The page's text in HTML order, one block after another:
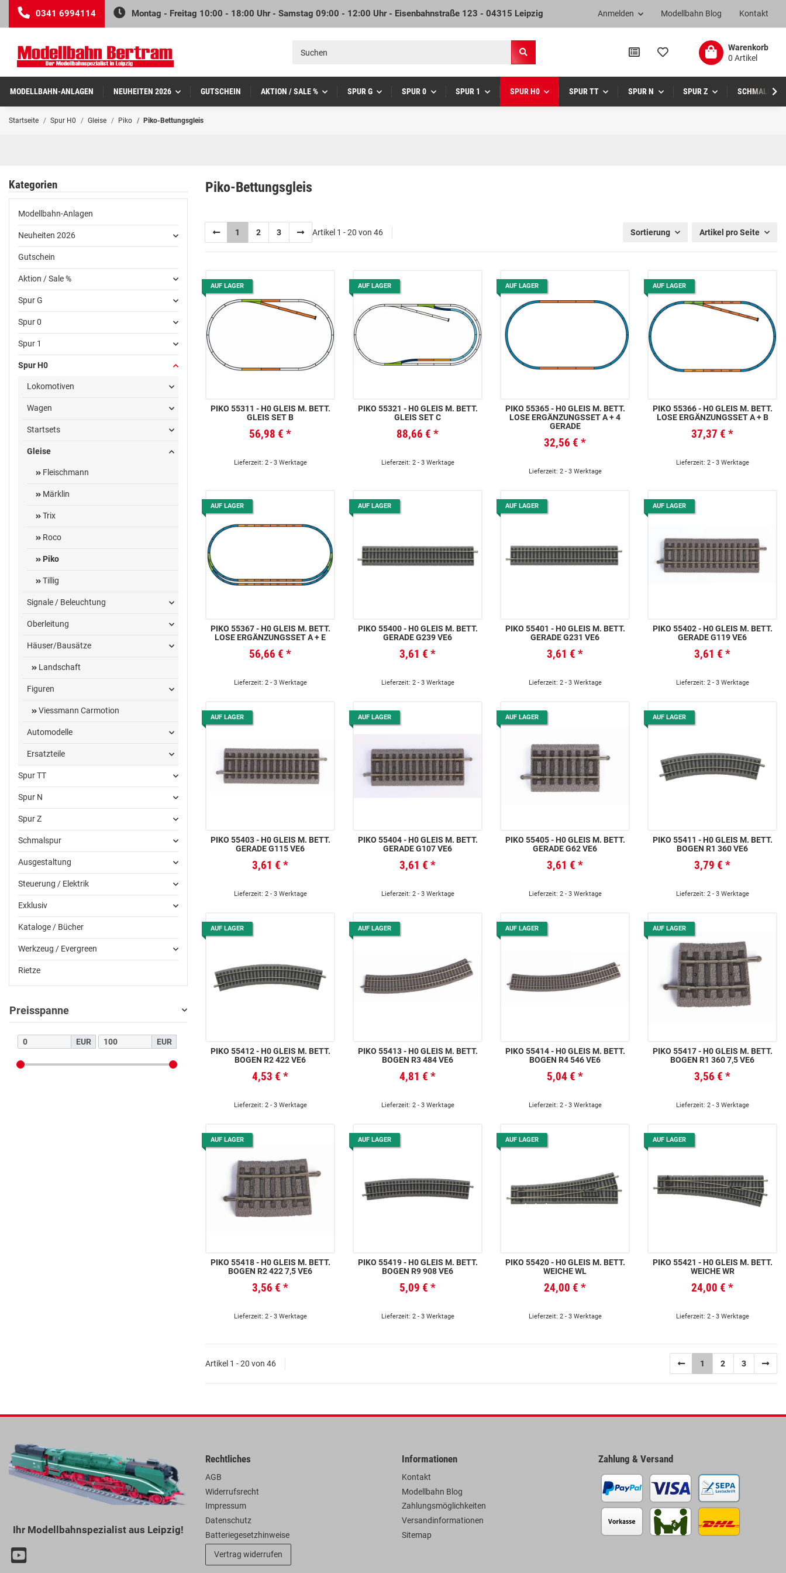
0341 6994114 Montag - Freitag 10:00 - 18:00 Uhr - Samstag 09:00 - 12:00 Uhr - Eisenbahnstraße 123 - 04315 Leipzig Kontakt
Modellbahn Blog
Anmelden
Warenkorb
0 Artikel
MODELLBAHN-ANLAGEN NEUHEITEN 2026 GUTSCHEIN AKTION / SALE % SPUR G SPUR 0 SPUR 1 SPUR H0 SPUR TT SPUR N SPUR Z SCHMALSPUR
Startseite Spur H0 Gleise Piko Piko-Bettungsgleis
Piko-Bettungsgleis
Sortierung Artikel pro Seite
Artikel 1 - 20 von 46
1 2 3
AUF LAGER
PIKO 55311 - H0 GLEIS M. BETT.
GLEIS SET B
56,98 € *
Lieferzeit: 2 - 3 Werktage
AUF LAGER
PIKO 55321 - H0 GLEIS M. BETT.
GLEIS SET C
88,66 € *
Lieferzeit: 2 - 3 Werktage
AUF LAGER
PIKO 55365 - H0 GLEIS M. BETT.
LOSE ERGÄNZUNGSSET A + 4
GERADE
32,56 € *
Lieferzeit: 2 - 3 Werktage
AUF LAGER
PIKO 55366 - H0 GLEIS M. BETT.
LOSE ERGÄNZUNGSSET A + B
37,37 € *
Lieferzeit: 2 - 3 Werktage
AUF LAGER
PIKO 55367 - H0 GLEIS M. BETT.
LOSE ERGÄNZUNGSSET A + E
56,66 € *
Lieferzeit: 2 - 3 Werktage
AUF LAGER
PIKO 55400 - H0 GLEIS M. BETT.
GERADE G239 VE6
3,61 € *
Lieferzeit: 2 - 3 Werktage
AUF LAGER
PIKO 55401 - H0 GLEIS M. BETT.
GERADE G231 VE6
3,61 € *
Lieferzeit: 2 - 3 Werktage
AUF LAGER
PIKO 55402 - H0 GLEIS M. BETT.
GERADE G119 VE6
3,61 € *
Lieferzeit: 2 - 3 Werktage
AUF LAGER
PIKO 55403 - H0 GLEIS M. BETT.
GERADE G115 VE6
3,61 € *
Lieferzeit: 2 - 3 Werktage
AUF LAGER
PIKO 55404 - H0 GLEIS M. BETT.
GERADE G107 VE6
3,61 € *
Lieferzeit: 2 - 3 Werktage
AUF LAGER
PIKO 55405 - H0 GLEIS M. BETT.
GERADE G62 VE6
3,61 € *
Lieferzeit: 2 - 3 Werktage
AUF LAGER
PIKO 55411 - H0 GLEIS M. BETT.
BOGEN R1 360 VE6
3,79 € *
Lieferzeit: 2 - 3 Werktage
AUF LAGER
PIKO 55412 - H0 GLEIS M. BETT.
BOGEN R2 422 VE6
4,53 € *
Lieferzeit: 2 - 3 Werktage
AUF LAGER
PIKO 55413 - H0 GLEIS M. BETT.
BOGEN R3 484 VE6
4,81 € *
Lieferzeit: 2 - 3 Werktage
AUF LAGER
PIKO 55414 - H0 GLEIS M. BETT.
BOGEN R4 546 VE6
5,04 € *
Lieferzeit: 2 - 3 Werktage
AUF LAGER
PIKO 55417 - H0 GLEIS M. BETT.
BOGEN R1 360 7,5 VE6
3,56 € *
Lieferzeit: 2 - 3 Werktage
AUF LAGER
PIKO 55418 - H0 GLEIS M. BETT.
BOGEN R2 422 7,5 VE6
3,56 € *
Lieferzeit: 2 - 3 Werktage
AUF LAGER
PIKO 55419 - H0 GLEIS M. BETT.
BOGEN R9 908 VE6
5,09 € *
Lieferzeit: 2 - 3 Werktage
AUF LAGER
PIKO 55420 - H0 GLEIS M. BETT.
WEICHE WL
24,00 € *
Lieferzeit: 2 - 3 Werktage
AUF LAGER
PIKO 55421 - H0 GLEIS M. BETT.
WEICHE WR
24,00 € *
Lieferzeit: 2 - 3 Werktage
Artikel 1 - 20 von 46 1 2 3
Kategorien
Modellbahn-Anlagen
Neuheiten 2026
Gutschein
Aktion / Sale %
Spur G
Spur 0
Spur 1
Spur H0
Lokomotiven
Wagen
Startsets
Gleise
Fleischmann
Märklin
Trix
Roco
Piko
Tillig
Signale / Beleuchtung
Oberleitung
Häuser/Bausätze
Landschaft
Figuren
Viessmann Carmotion
Automodelle
Ersatzteile
Spur TT
Spur N
Spur Z
Schmalspur
Ausgestaltung
Steuerung / Elektrik
Exklusiv
Kataloge / Bücher
Werkzeug / Evergreen
Rietze
Preisspanne
EUR EUR
Ihr Modellbahnspezialist aus Leipzig!
Rechtliches
AGB
Widerrufsrecht
Impressum
Datenschutz
Batteriegesetzhinweise
Vertrag widerrufen
Informationen
Kontakt
Modellbahn Blog
Zahlungsmöglichkeiten
Versandinformationen
Sitemap
Zahlung & Versand